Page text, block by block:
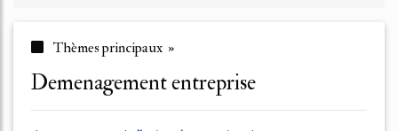
Thèmes principaux »
demenagement entreprise